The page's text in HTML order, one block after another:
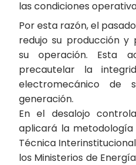
las condiciones
Por esta razón, el
redujo su producción y
su operación. Esta
precautelar la
electromecánico de
generación.
En el desalojo
aplicará la
Técnica
los Ministerios de